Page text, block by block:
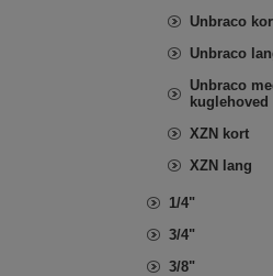
Unbraco
Unbraco
Unbraco
kuglehoved
XZN kort
XZN lang
1/4"
3/4"
3/8"